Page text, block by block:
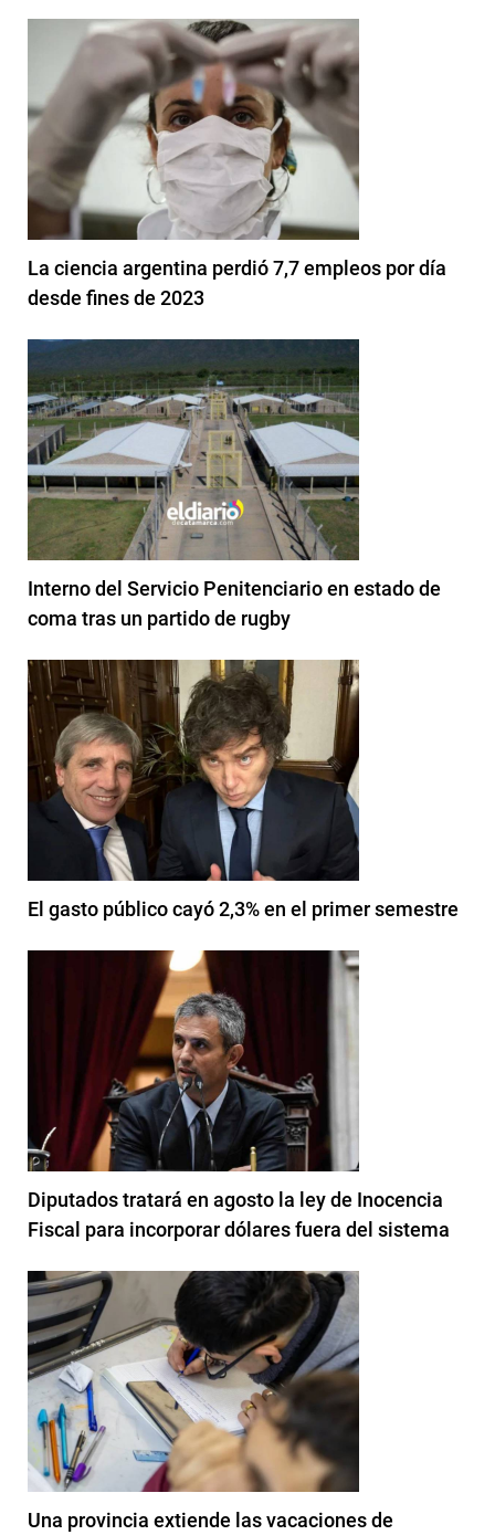
La ciencia argentina perdió 7,7 empleos por día
desde fines de 2023
Interno del Servicio Penitenciario en estado de
coma tras un partido de rugby
El gasto público cayó 2,3% en el primer semestre
Diputados tratará en agosto la ley de Inocencia
Fiscal para incorporar dólares fuera del sistema
Una provincia extiende las vacaciones de